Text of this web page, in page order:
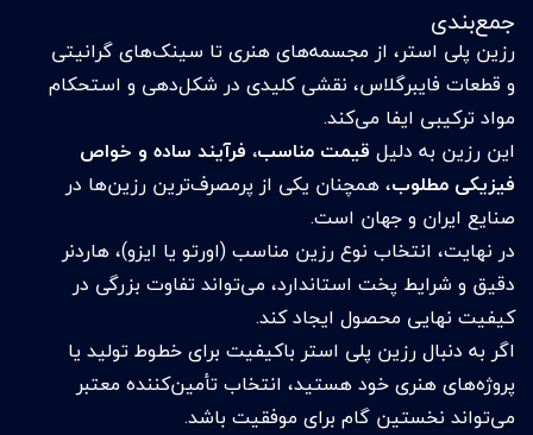
جمع‌بندی
رزین پلی استر، از مجسمه‌های هنری تا سینک‌های گرانیتی
و قطعات فایبرگلاس، نقشی کلیدی در شکل‌دهی و استحکام
مواد ترکیبی ایفا می‌کند.
این رزین به دلیل قیمت مناسب، فرآیند ساده و خواص
فیزیکی مطلوب، همچنان یکی از پرمصرف‌ترین رزین‌ها در
صنایع ایران و جهان است.
در نهایت، انتخاب نوع رزین مناسب (اورتو یا ایزو)، هاردنر
دقیق و شرایط پخت استاندارد، می‌تواند تفاوت بزرگی در
کیفیت نهایی محصول ایجاد کند.
اگر به دنبال رزین پلی استر باکیفیت برای خطوط تولید یا
پروژه‌های هنری خود هستید، انتخاب تأمین‌کننده معتبر
می‌تواند نخستین گام برای موفقیت باشد.